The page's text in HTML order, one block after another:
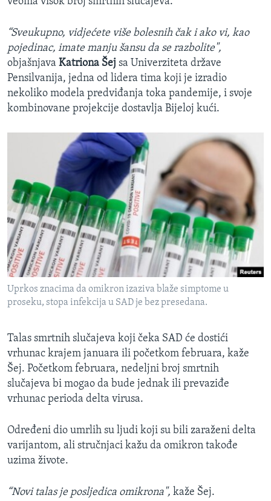
“Sveukupno, vidjećete više bolesnih čak i ako vi, kao
pojedinac, imate manju šansu da se razbolite",
objašnjava Katriona Šej sa Univerziteta države
Pensilvanija, jedna od lidera tima koji je izradio
nekoliko modela predviđanja toka pandemije, i svoje
kombinovane projekcije dostavlja Bijeloj kući.
Uprkos znacima da omikron izaziva blaže simptome u
proseku, stopa infekcija u SAD je bez presedana.
Talas smrtnih slučajeva koji čeka SAD će dostići
vrhunac krajem januara ili početkom februara, kaže
Šej. Početkom februara, nedeljni broj smrtnih
slučajeva bi mogao da bude jednak ili prevaziđe
vrhunac perioda delta virusa.
Određeni dio umrlih su ljudi koji su bili zaraženi delta
varijantom, ali stručnjaci kažu da omikron takođe
uzima živote.
“Novi talas je posljedica omikrona", kaže Šej.